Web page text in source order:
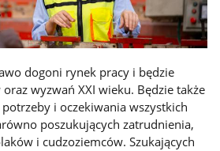
dogoni rynek pracy i będzie
wyzwań XXI wieku. Będzie także
i oczekiwania wszystkich
poszukujących zatrudnienia,
i cudzoziemców. Szukających